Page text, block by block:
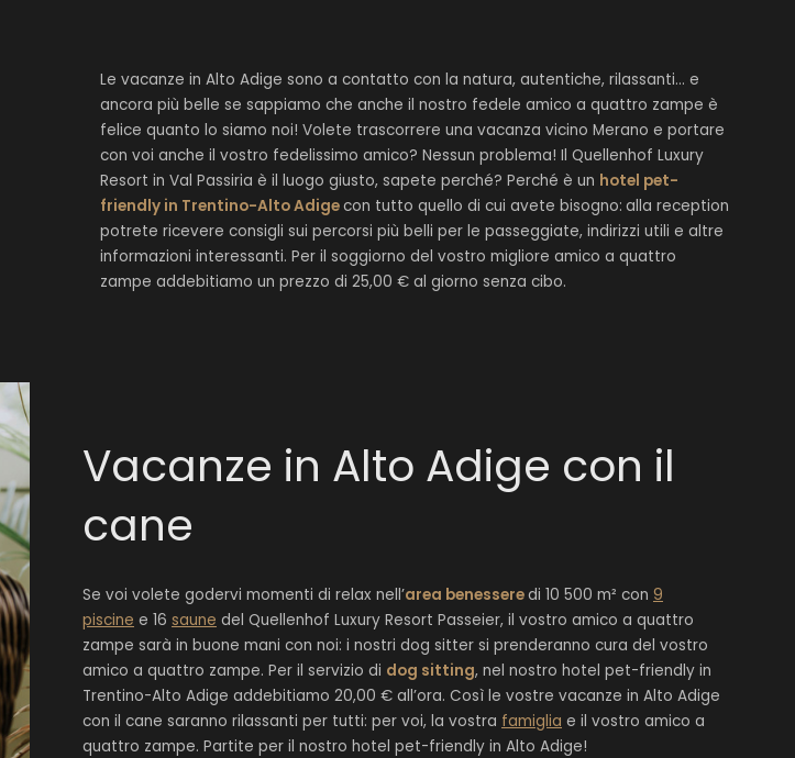
Le vacanze in Alto Adige sono a contatto con la natura, autentiche, rilassanti... e
ancora più belle se sappiamo che anche il nostro fedele amico a quattro zampe è
felice quanto lo siamo noi! Volete trascorrere una vacanza vicino Merano e portare
con voi anche il vostro fedelissimo amico? Nessun problema! Il Quellenhof Luxury
Resort in Val Passiria è il luogo giusto, sapete perché? Perché è un hotel pet-
friendly in Trentino-Alto Adigecon tutto quello di cui avete bisogno: alla reception
potrete ricevere consigli sui percorsi più belli per le passeggiate, indirizzi utili e altre
informazioni interessanti. Per il soggiorno del vostro migliore amico a quattro
zampe addebitiamo un prezzo di 25,00 € al giorno senza cibo.
Vacanze in Alto Adige con il
cane
Se voi volete godervi momenti di relax nell’area benesseredi 10 500 m² con 9
piscine e 16 saune del Quellenhof Luxury Resort Passeier, il vostro amico a quattro
zampe sarà in buone mani con noi: i nostri dog sitter si prenderanno cura del vostro
amico a quattro zampe. Per il servizio di dog sitting, nel nostro hotel pet-friendly in
Trentino-Alto Adige addebitiamo 20,00 € all’ora. Così le vostre vacanze in Alto Adige
con il cane saranno rilassanti per tutti: per voi, la vostra famiglia e il vostro amico a
quattro zampe. Partite per il nostro hotel pet-friendly in Alto Adige!